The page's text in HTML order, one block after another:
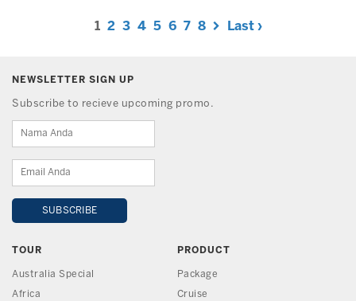
1 2 3 4 5 6 7 8 Last ›
NEWSLETTER SIGN UP
Subscribe to recieve upcoming promo.
TOUR
Australia Special
Africa
PRODUCT
Package
Cruise